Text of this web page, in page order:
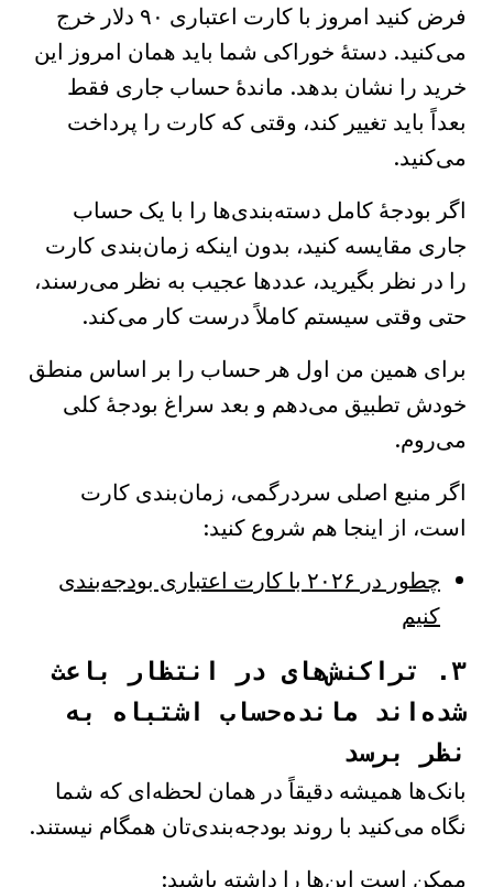
فرض کنید امروز با کارت اعتباری ۹۰ دلار خرج
می‌کنید. دستهٔ خوراکی شما باید همان امروز این
خرید را نشان بدهد. ماندهٔ حساب جاری فقط
بعداً باید تغییر کند، وقتی که کارت را پرداخت
می‌کنید.
اگر بودجهٔ کامل دسته‌بندی‌ها را با یک حساب
جاری مقایسه کنید، بدون اینکه زمان‌بندی کارت
را در نظر بگیرید، عددها عجیب به نظر می‌رسند،
حتی وقتی سیستم کاملاً درست کار می‌کند.
برای همین من اول هر حساب را بر اساس منطق
خودش تطبیق می‌دهم و بعد سراغ بودجهٔ کلی
می‌روم.
اگر منبع اصلی سردرگمی، زمان‌بندی کارت
است، از اینجا هم شروع کنید:
چطور در ۲۰۲۶ با کارت اعتباری بودجه‌بندی
کنیم
۳. تراکنش‌های در انتظار باعث
شده‌اند مانده‌حساب اشتباه به
نظر برسد
بانک‌ها همیشه دقیقاً در همان لحظه‌ای که شما
نگاه می‌کنید با روند بودجه‌بندی‌تان همگام نیستند.
ممکن است این‌ها را داشته باشید: